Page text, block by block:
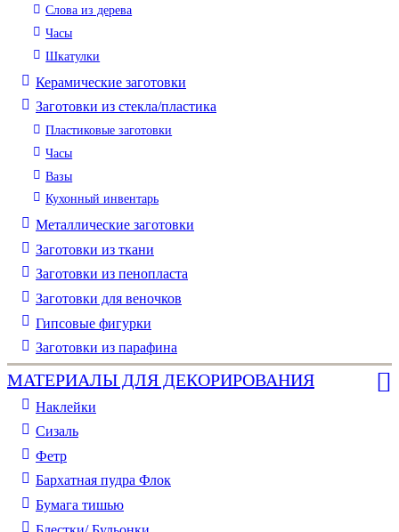
Слова из дерева
Часы
Шкатулки
Керамические заготовки
Заготовки из стекла/пластика
Пластиковые заготовки
Часы
Вазы
Кухонный инвентарь
Металлические заготовки
Заготовки из ткани
Заготовки из пенопласта
Заготовки для веночков
Гипсовые фигурки
Заготовки из парафина
МАТЕРИАЛЫ ДЛЯ ДЕКОРИРОВАНИЯ
Наклейки
Сизаль
Фетр
Бархатная пудра Флок
Бумага тишью